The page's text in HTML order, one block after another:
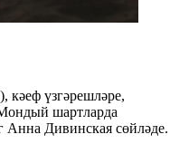
кәеф үзгәрешләре,
шартларда
Анна Дивинская сөйләде.